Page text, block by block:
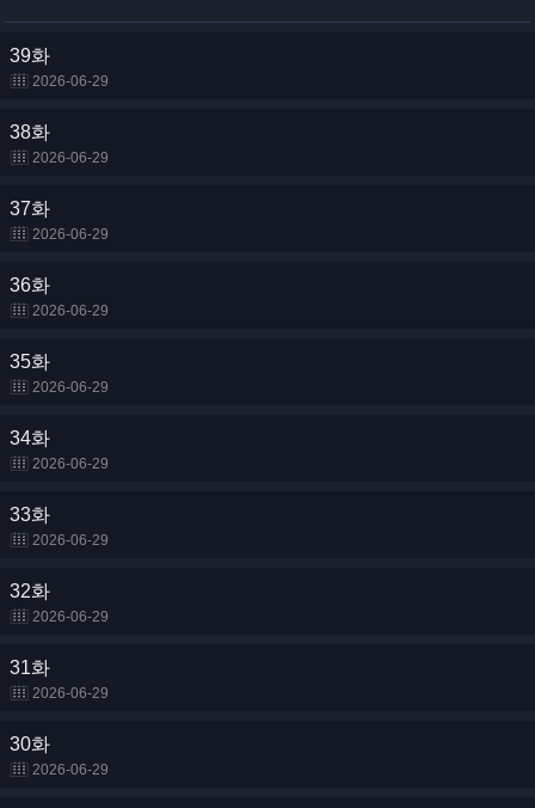
39화
2026-06-29
38화
2026-06-29
37화
2026-06-29
36화
2026-06-29
35화
2026-06-29
34화
2026-06-29
33화
2026-06-29
32화
2026-06-29
31화
2026-06-29
30화
2026-06-29